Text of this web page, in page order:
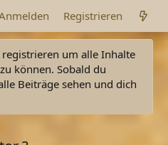
Registrieren
um alle Inhalte
können. Sobald du
Beiträge sehen und dich